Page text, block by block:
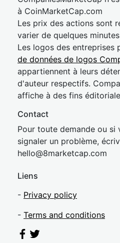
à CoinMarketCap.com
Les prix des actions sont
varier de quelques
Les logos des entreprises
de données de logos
appartiennent à leurs
d'auteur respectifs.
affiche à des fins
Contact
Pour toute demande ou si
signaler un problème,
hello@8marketcap.com
Liens
- Privacy policy
- Terms and conditions